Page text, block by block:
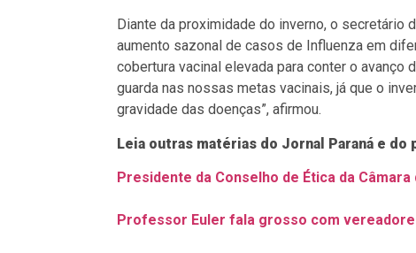
Diante da proximidade do inverno, o secretário
aumento sazonal de casos de Influenza em
cobertura vacinal elevada para conter o avanço
guarda nas nossas metas vacinais, já que o
gravidade das doenças”, afirmou.
Leia outras matérias do Jornal Paraná e do
Presidente da Conselho de Ética da
Professor Euler fala grosso com